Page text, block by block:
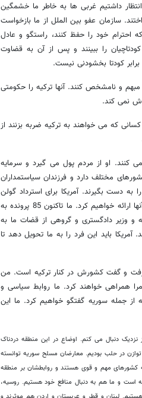
داشتیم غربی ها به خاطر ما خشمگین
سازمان عفو بین الملل از ما بازخواست
احترام خود را حفظ کنند، راستگو و عادل
کودتاچیان را ببینند و پس از آن به قضاوت
کودتا بخشودنی نیست.
مبهم و نامشخص کنند. آنها ترکیه را حکومتی
که می خواهند به ترکیه ضربه بزنند از
او از مردم پول می گیرد و سرمایه
سوء استفاده می کند. او 170 موسسه در کشورهای مختلف دارد و فرزندان سیاستمداران
دست بگیرند. آمریکا برای استرداد گولن
مدرک خواسته و ما مدرک ارائه کرده ایم و باز هم مدارکی داریم که به آنها ارائه خواهیم کرد. ما تاکنون 85 پرونده به
و وزیر دادگستری و گروهی از قضات ما به
آمریکا باید این فرد را به ما تحویل دهد تا
گرفت و گفت کشورش در کنار ترکیه است. من
همراهی خواهند کرد. ما روابط سیاسی و
جمله سوریه گفتگو خواهیم کرد. ما این
دنبال می کنم. اوضاع در این منطقه دردناک
در حلب بودیم. معارضان مسلح سوریه توانسته
کشورهای مهم و قوی هستند و روابطشان بر منطقه
است و ما هم به دنبال منافع خود هستیم. روسیه،